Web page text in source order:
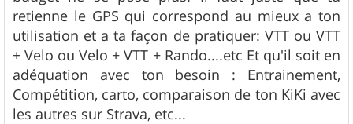
retienne le GPS qui correspond au mieux a ton
utilisation et a ta façon de pratiquer: VTT ou VTT
+ Velo ou Velo + VTT + Rando....etc Et qu'il soit en
adéquation avec ton besoin : Entrainement,
Compétition, carto, comparaison de ton KiKi avec
les autres sur Strava, etc...